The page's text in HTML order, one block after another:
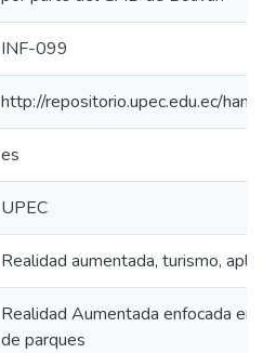
INF-099
http://repositorio.upec.edu.ec/
es
UPEC
Realidad aumentada, turismo,
Realidad Aumentada enfocada en
de parques